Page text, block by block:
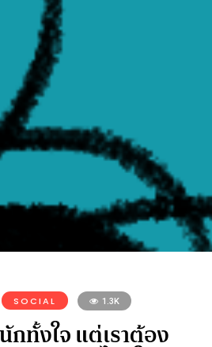
SOCIAL 1.3K
ทั้งใจ แต่เราต้อง